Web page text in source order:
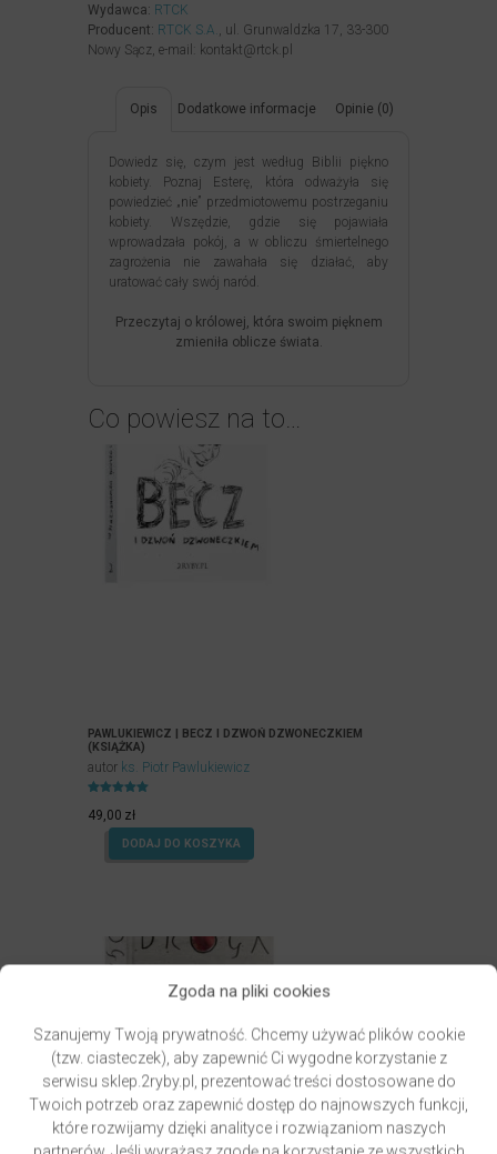
Zgoda na pliki cookies
Szanujemy Twoją prywatność. Chcemy używać plików cookie
(tzw. ciasteczek), aby zapewnić Ci wygodne korzystanie z
serwisu sklep.2ryby.pl, prezentować treści dostosowane do
Twoich potrzeb oraz zapewnić dostęp do najnowszych funkcji,
które rozwijamy dzięki analityce i rozwiązaniom naszych
Wydawca: RTCK
Producent: RTCK S.A., ul. Grunwaldzka 17, 33-300
Nowy Sącz, e-mail: kontakt@rtck.pl
Opis Dodatkowe informacje Opinie (0)
Dowiedz się, czym jest według Biblii piękno
kobiety. Poznaj Esterę, która odważyła się
powiedzieć „nie” przedmiotowemu postrzeganiu
kobiety. Wszędzie, gdzie się pojawiała
wprowadzała pokój, a w obliczu śmiertelnego
zagrożenia nie zawahała się działać, aby
uratować cały swój naród.
Przeczytaj o królowej, która swoim pięknem
zmieniła oblicze świata.
Co powiesz na to…
PAWLUKIEWICZ | BECZ I DZWOŃ DZWONECZKIEM
(KSIĄŻKA)
autor ks. Piotr Pawlukiewicz
4.99
na 5.
49,00 zł
DODAJ DO KOSZYKA